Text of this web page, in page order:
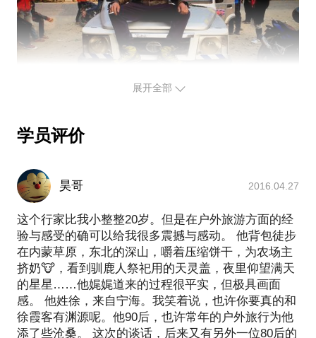
目的地旅行分享；
拍摄旅行照片；
深度游经验。
PS.在选择与我见面前，请把你的问题更具体化。毕
题提前发给我，方便我做更精细的准备，提升见面效
展开全部
学员评价
昊哥 2016.04.27
这个行家比我小整整20岁。但是在户外旅游方面的经
验与感受的确可以给我很多震撼与感动。 他背包徒步
在内蒙草原，东北的深山，嚼着压缩饼干，为农场主
挤奶🐮，看到驯鹿人祭祀用的天灵盖，夜里仰望满天
的星星……他娓娓道来的过程很平实，但极具画面
感。 他姓徐，来自宁海。我笑着说，也许你要真的和
徐霞客有渊源呢。他90后，也许常年的户外旅行为他
添了些沧桑。 这次的谈话，后来又有另外一位80后的